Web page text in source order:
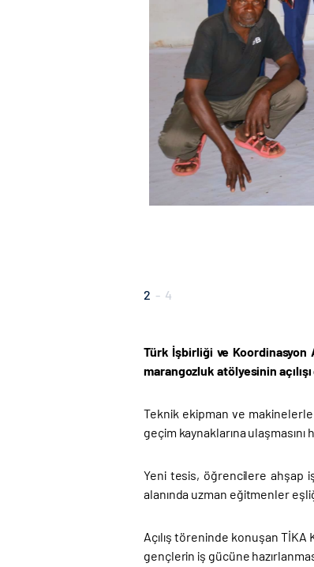
2 - 4
Türk İşbirliği ve Koordinasyon
marangozluk atölyesinin
Teknik ekipman ve
geçim kaynaklarına ulaşmasını
Yeni tesis, öğrencilere ahşap
alanında uzman eğitmenler
Açılış töreninde konuşan
gençlerin iş gücüne